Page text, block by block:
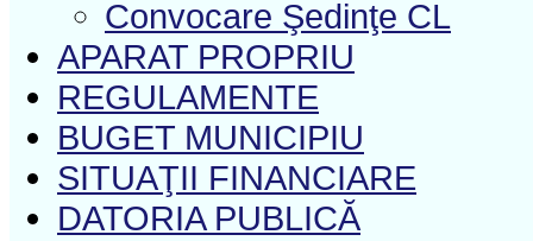
Convocare Şedinţe CL
APARAT PROPRIU
REGULAMENTE
BUGET MUNICIPIU
SITUAŢII FINANCIARE
DATORIA PUBLICĂ